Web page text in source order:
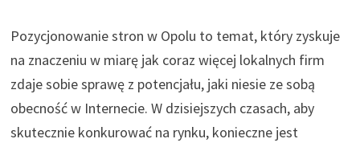
Pozycjonowanie stron w Opolu to temat, który zyskuje
na znaczeniu w miarę jak coraz więcej lokalnych firm
zdaje sobie sprawę z potencjału, jaki niesie ze sobą
obecność w Internecie. W dzisiejszych czasach, aby
skutecznie konkurować na rynku, konieczne jest